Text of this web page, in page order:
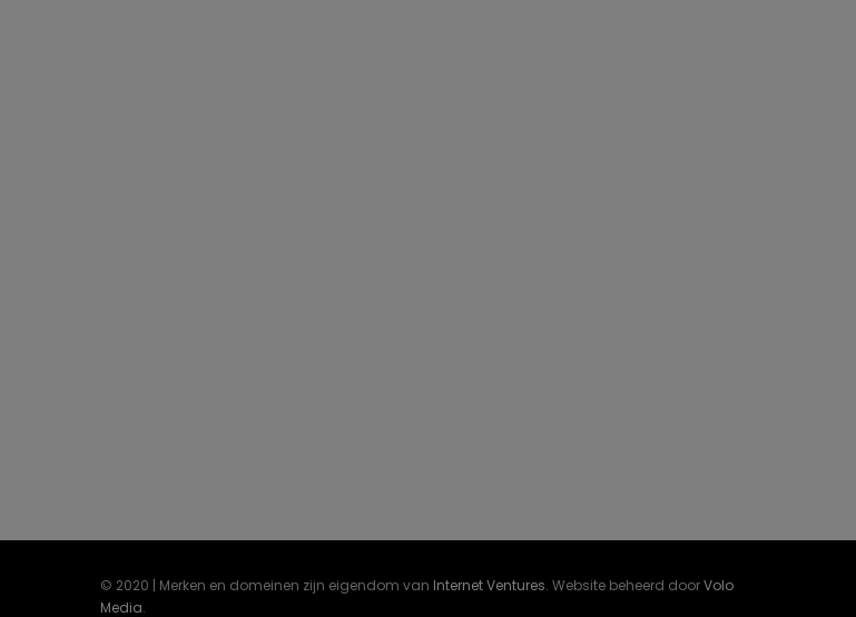
© 2020 | Merken en domeinen zijn eigendom van Internet Ventures. Website beheerd doorVolo
Media.